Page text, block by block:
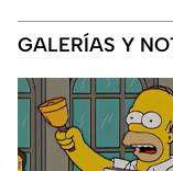
GALERÍAS Y